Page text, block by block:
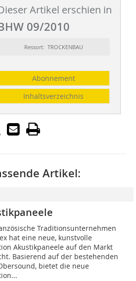
Artikel erschien in
09/2010
Ressort: TROCKENBAU
Abonnement
Inhaltsverzeichnis
Artikel:
Traditionsunternehmen
hat eine neue, kunstvolle
Akustikpaneele auf den Markt
Basierend auf der bestehenden
bietet die neue